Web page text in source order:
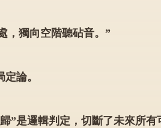
，獨向空階聽砧音。”
論。
”是邏輯判定，切斷了未來所有